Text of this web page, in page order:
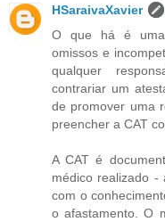
HSaraivaXavier
O que há é uma
omissos e
qualquer
contrariar um
de promover uma
preencher a CAT
A CAT é
médico realizado -
com o
o afastamento. O